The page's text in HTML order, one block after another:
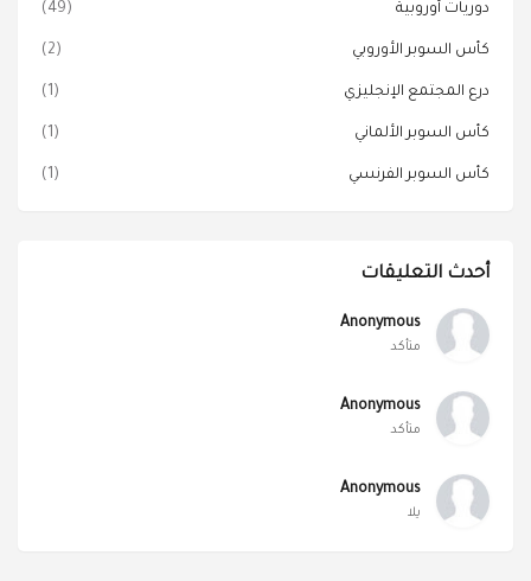
دوريات أوروبية (49)
كأس السوبر الأوروبي (2)
درع المجتمع الإنجليزي (1)
كأس السوبر الألماني (1)
كأس السوبر الفرنسي (1)
أحدث التعليقات
Anonymous
متأكد
Anonymous
متأكد
Anonymous
يلا